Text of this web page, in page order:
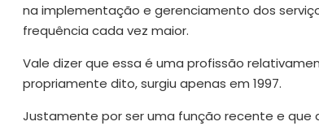
na implementação e gerenciamento dos
frequência cada vez maior.
Vale dizer que essa é uma profissão
propriamente dito, surgiu apenas em 1997.
Justamente por ser uma função recente e que